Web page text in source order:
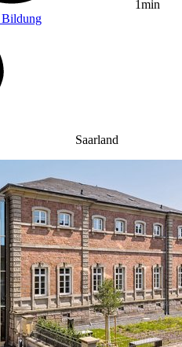
1min
Bildung
Saarland